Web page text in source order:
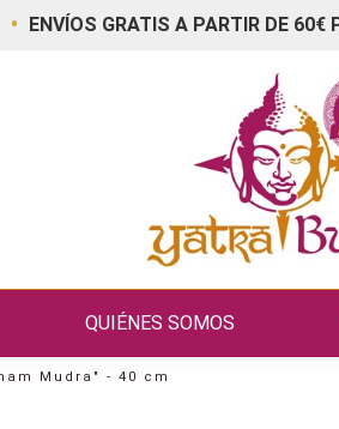
• ENVÍOS GRATIS A PARTIR DE 60€
QUIÉNES SOMOS
Mudra" - 40 cm